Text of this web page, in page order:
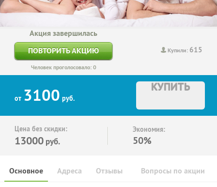
Купили: 615
Акция завершилась
ПОВТОРИТЬ АКЦИЮ
Человек проголосовало: 0
от 3100 руб.
КУПИТЬ
Цена без скидки:
13000 руб.
Экономия:
50%
Основное Отзывы Вопросы по акции
Адреса